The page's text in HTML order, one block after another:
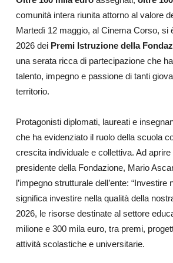
comunità intera riunita attorno al valore
Martedì 12 maggio, al Cinema Corso, si
2026 dei Premi Istruzione della
una serata ricca di partecipazione che
talento, impegno e passione di tanti
territorio.
Protagonisti diplomati, laureati e
che ha evidenziato il ruolo della scuola
crescita individuale e collettiva. Ad aprire
presidente della Fondazione, Mario
l’impegno strutturale dell’ente: “Investire
significa investire nella qualità della
2026, le risorse destinate al settore
milione e 300 mila euro, tra premi,
attività scolastiche e universitarie.